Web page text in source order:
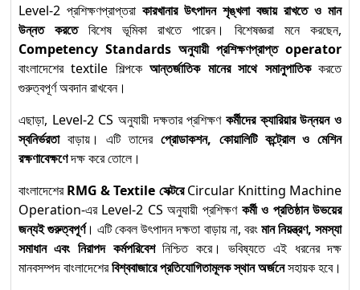
Level-2 প্রশিক্ষণপ্রাপ্তরা কারখানার উৎপাদন শৃঙ্খলা বজায় রাখতে ও মান
উন্নত করতেবিশেষ ভূমিকা রাখতে পারেন। বিশেষজ্ঞরা মনে করছেন,
Competency Standards অনুযায়ী প্রশিক্ষণপ্রাপ্ত operator
বাংলাদেশের textile শিল্পকেআন্তর্জাতিক মানের সাথে সমানুপাতিককরতে
গুরুত্বপূর্ণ অবদান রাখবেন।
এছাড়া, Level-2 CS অনুযায়ী দক্ষতার প্রশিক্ষণকর্মীদের ক্যারিয়ার উন্নয়ন ও
স্বনির্ভরতাবাড়ায়। এটি তাদের প্রোডাকশন, কোয়ালিটি কন্ট্রোল ও মেশিন
রক্ষণাবেক্ষণেদক্ষ করে তোলে।
বাংলাদেশেরRMG & Textile সেক্টরেCircular Knitting Machine
Operation-এর Level-2 CS অনুযায়ী প্রশিক্ষণ কর্মী ও প্রতিষ্ঠান উভয়ের
জন্যই গুরুত্বপূর্ণ। এটি কেবল উৎপাদন দক্ষতা বাড়ায় না, বরংমান নিয়ন্ত্রণ, সমস্যা
সমাধান এবং নিরাপদ কর্মপরিবেশনিশ্চিত করে। ভবিষ্যতে এই ধরনের দক্ষ
মানবসম্পদ বাংলাদেশেরবিশ্ববাজারে প্রতিযোগিতামূলক স্থান অর্জনেসহায়ক হবে।